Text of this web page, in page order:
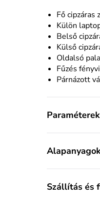
Fő cipzáras
Külön
Belső
Külső
Oldalsó
Fűzés
Párnázott
Paraméterek
Szállítás és